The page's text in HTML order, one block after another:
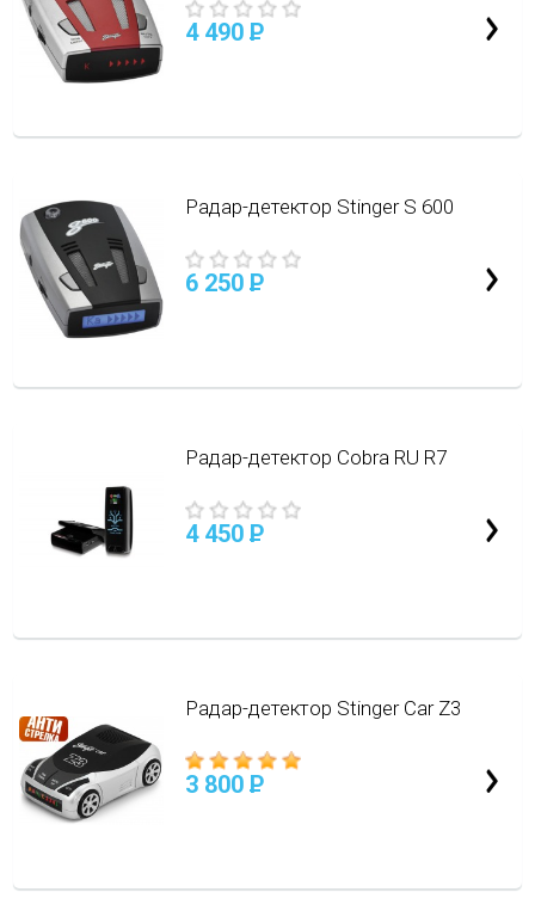
4 490 P
Радар-детектор Stinger S 600
6 250 P
Радар-детектор Cobra RU R7
4 450 P
Радар-детектор Stinger Car Z3
3 800 P